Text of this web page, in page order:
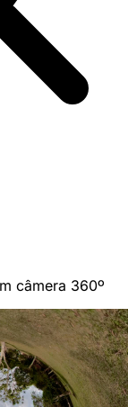
câmera 360º